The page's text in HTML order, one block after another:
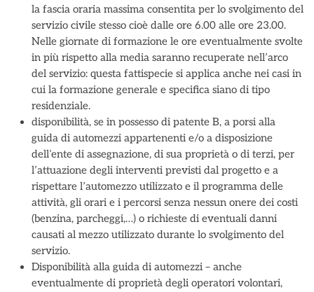
la fascia oraria massima consentita per lo svolgimento del
servizio civile stesso cioè dalle ore 6.00 alle ore 23.00.
Nelle giornate di formazione le ore eventualmente svolte
in più rispetto alla media saranno recuperate nell’arco
del servizio: questa fattispecie si applica anche nei casi in
cui la formazione generale e specifica siano di tipo
residenziale.
disponibilità, se in possesso di patente B, a porsi alla
guida di automezzi appartenenti e/o a disposizione
dell’ente di assegnazione, di sua proprietà o di terzi, per
l’attuazione degli interventi previsti dal progetto e a
rispettare l’automezzo utilizzato e il programma delle
attività, gli orari e i percorsi senza nessun onere dei costi
(benzina, parcheggi,…) o richieste di eventuali danni
causati al mezzo utilizzato durante lo svolgimento del
servizio.
Disponibilità alla guida di automezzi – anche
eventualmente di proprietà degli operatori volontari,